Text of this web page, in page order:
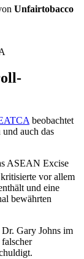
Unfairtobacco
beobachtet
auch das
ASEAN Excise
kritisierte vor allem
und eine
bewährten
Gary Johns im